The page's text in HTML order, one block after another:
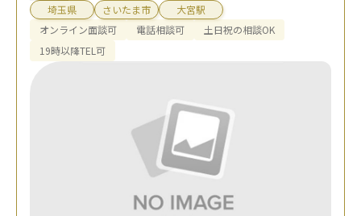
埼玉県 さいたま市
大宮駅
オンライン面談可
電話相談可
土日祝の相談OK
19時以降TEL可